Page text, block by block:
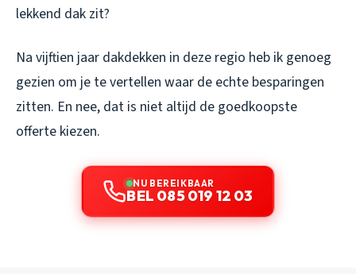
lekkend dak zit?
Na vijftien jaar dakdekken in deze regio heb ik genoeg
gezien om je te vertellen waar de echte besparingen
zitten. En nee, dat is niet altijd de goedkoopste
offerte kiezen.
NU BEREIKBAAR
BEL 085 019 12 03